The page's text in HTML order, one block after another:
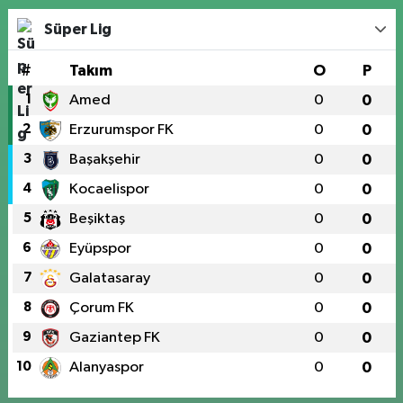
Süper Lig
# Takım O P
1 Amed 0 0
2 Erzurumspor FK 0 0
3 Başakşehir 0 0
4 Kocaelispor 0 0
5 Beşiktaş 0 0
6 Eyüpspor 0 0
7 Galatasaray 0 0
8 Çorum FK 0 0
9 Gaziantep FK 0 0
10 Alanyaspor 0 0